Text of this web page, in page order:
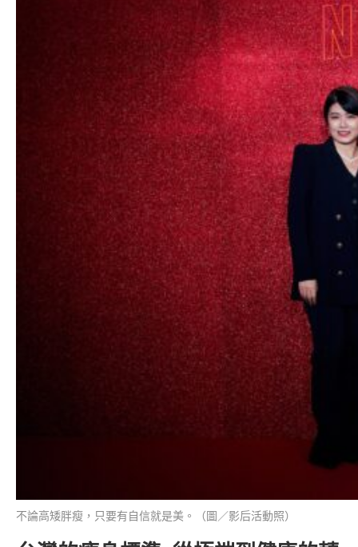
不論高矮胖瘦，只要有自信就是美。（圖／影后活動照）